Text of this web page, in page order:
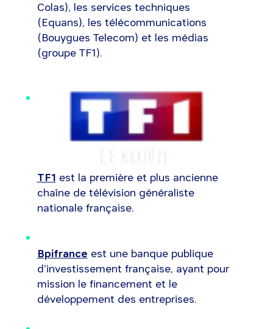
Colas), les services techniques
(Equans), les télécommunications
(Bouygues Telecom) et les médias
(groupe TF1).
TF1 est la première et plus ancienne
chaîne de télévision généraliste
nationale française.
Bpifrance est une banque publique
d'investissement française, ayant pour
mission le financement et le
développement des entreprises.